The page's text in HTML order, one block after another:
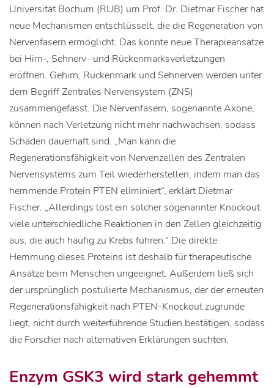
Universität Bochum (RUB) um Prof. Dr. Dietmar Fischer hat
neue Mechanismen entschlüsselt, die die Regeneration von
Nervenfasern ermöglicht. Das könnte neue Therapieansätze
bei Hirn-, Sehnerv- und Rückenmarksverletzungen
eröffnen. Gehirn, Rückenmark und Sehnerven werden unter
dem Begriff Zentrales Nervensystem (ZNS)
zusammengefasst. Die Nervenfasern, sogenannte Axone,
können nach Verletzung nicht mehr nachwachsen, sodass
Schäden dauerhaft sind. „Man kann die
Regenerationsfähigkeit von Nervenzellen des Zentralen
Nervensystems zum Teil wiederherstellen, indem man das
hemmende Protein PTEN eliminiert“, erklärt Dietmar
Fischer. „Allerdings löst ein solcher sogenannter Knockout
viele unterschiedliche Reaktionen in den Zellen gleichzeitig
aus, die auch häufig zu Krebs führen.“ Die direkte
Hemmung dieses Proteins ist deshalb für therapeutische
Ansätze beim Menschen ungeeignet. Außerdem ließ sich
der ursprünglich postulierte Mechanismus, der der erneuten
Regenerationsfähigkeit nach PTEN-Knockout zugrunde
liegt, nicht durch weiterführende Studien bestätigen, sodass
die Forscher nach alternativen Erklärungen suchten.
Enzym GSK3 wird stark gehemmt